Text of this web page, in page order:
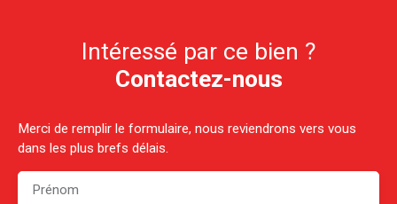
Intéressé par ce bien ?
Contactez-nous
Merci de remplir le formulaire, nous reviendrons vers vous
dans les plus brefs délais.
Prénom